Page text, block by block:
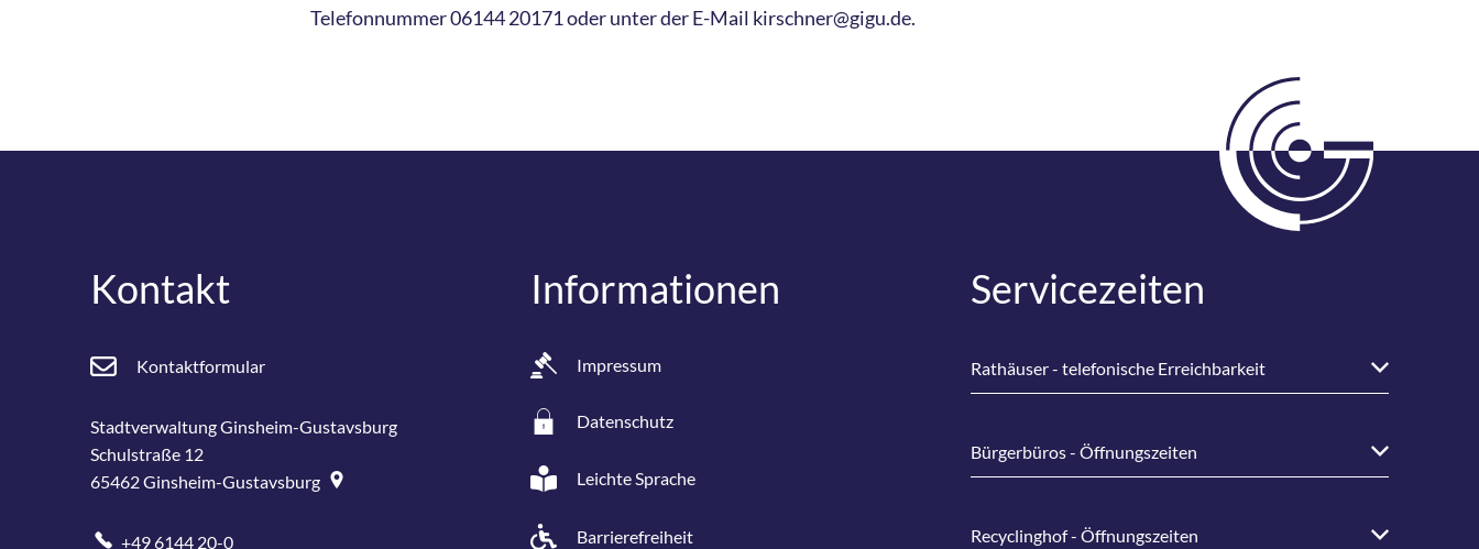
Telefonnummer 06144 20171 oder unter der E-Mail kirschner@gigu.de.
Kontakt
Kontaktformular
Stadtverwaltung Ginsheim-Gustavsburg
Schulstraße 12
65462Ginsheim-Gustavsburg
+49 6144 20-0
Informationen
Impressum
Datenschutz
Leichte Sprache
Barrierefreiheit
Servicezeiten
Rathäuser - telefonische Erreichbarkeit
Bürgerbüros - Öffnungszeiten
Recyclinghof - Öffnungszeiten